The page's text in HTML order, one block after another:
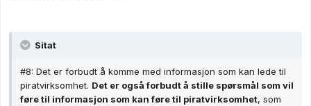
Sitat
#8: Det er forbudt å komme med informasjon som kan lede til
piratvirksomhet. Det er også forbudt å stille spørsmål som vil
føre til informasjon som kan føre til piratvirksomhet, som